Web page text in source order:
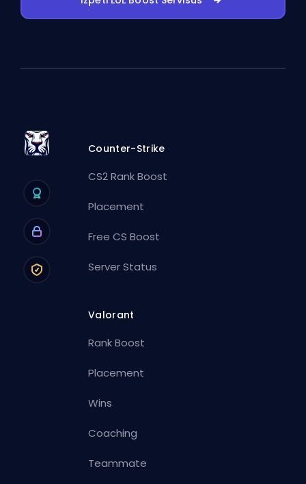
Counter-Strike
CS2 Rank Boost
Placement
Free CS Boost
Server Status
Valorant
Rank Boost
Placement
Wins
Coaching
Teammate